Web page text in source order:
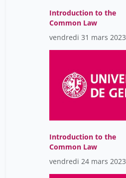
Introduction to the
Common Law
vendredi 31 mars 2023
Introduction to the
Common Law
vendredi 24 mars 2023